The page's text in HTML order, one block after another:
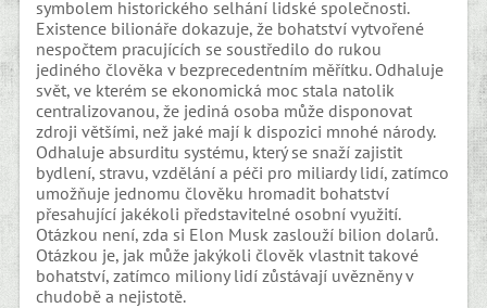
symbolem historického selhání lidské společnosti.
Existence bilionáře dokazuje, že bohatství vytvořené
nespočtem pracujících se soustředilo do rukou
jediného člověka v bezprecedentním měřítku. Odhaluje
svět, ve kterém se ekonomická moc stala natolik
centralizovanou, že jediná osoba může disponovat
zdroji většími, než jaké mají k dispozici mnohé národy.
Odhaluje absurditu systému, který se snaží zajistit
bydlení, stravu, vzdělání a péči pro miliardy lidí, zatímco
umožňuje jednomu člověku hromadit bohatství
přesahující jakékoli představitelné osobní využití.
Otázkou není, zda si Elon Musk zaslouží bilion dolarů.
Otázkou je, jak může jakýkoli člověk vlastnit takové
bohatství, zatímco miliony lidí zůstávají uvězněny v
chudobě a nejistotě.